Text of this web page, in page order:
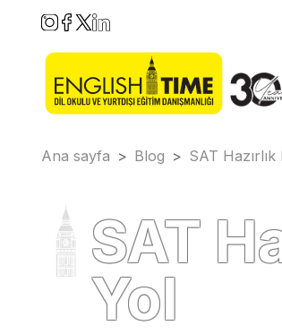
Ana sayfa > Blog > SAT
SAT
Yol